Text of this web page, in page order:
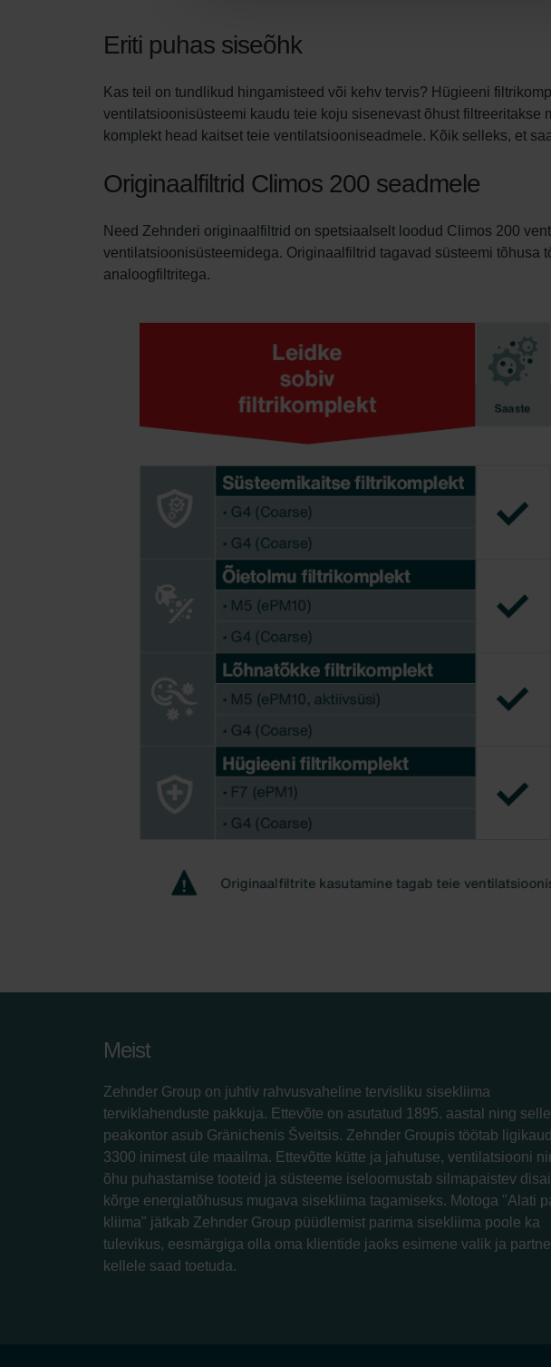
Eriti puhas siseõhk
Kas teil on tundlikud hingamisteed või kehv tervis? Hügieeni
ventilatsioonisüsteemi kaudu teie koju sisenevast õhust
komplekt head kaitset teie ventilatsiooniseadmele. Kõik selleks, et
Originaalfiltrid Climos 200 seadmele
Need Zehnderi originaalfiltrid on spetsiaalselt loodud Climos 200
ventilatsioonisüsteemidega. Originaalfiltrid tagavad süsteemi
analoogfiltritega.
Meist
Zehnder Group on juhtiv rahvusvaheline tervisliku sisekliima
terviklahenduste pakkuja. Ettevõte on asutatud 1895. aastal ning selle
peakontor asub Gränichenis Šveitsis. Zehnder Groupis töötab
3300 inimest üle maailma. Ettevõtte kütte ja jahutuse, ventilatsiooni
õhu puhastamise tooteid ja süsteeme iseloomustab silmapaistev
kõrge energiatõhusus mugava sisekliima tagamiseks. Motoga "Alati
kliima" jätkab Zehnder Group püüdlemist parima sisekliima poole ka
tulevikus, eesmärgiga olla oma klientide jaoks esimene valik ja
kellele saad toetuda.